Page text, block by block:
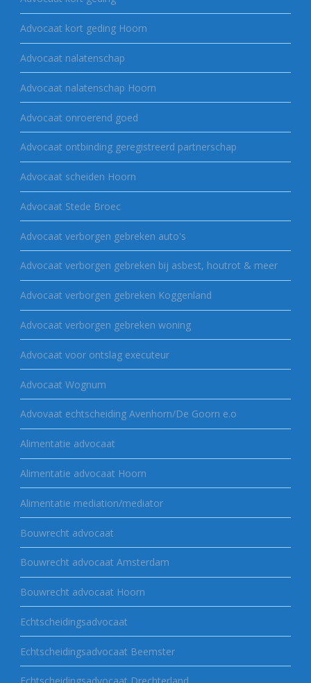
Advocaat kort geding Hoorn
Advocaat nalatenschap
Advocaat nalatenschap Hoorn
Advocaat onroerend goed
Advocaat ontbinding geregistreerd partnerschap
Advocaat scheiden Hoorn
Advocaat Stede Broec
Advocaat verborgen gebreken auto's
Advocaat verborgen gebreken bij asbest, houtrot & meer
Advocaat verborgen gebreken Koggenland
Advocaat verborgen gebreken woning
Advocaat voor ontslag executeur
Advocaat Wognum
Advovaat echtscheiding Avenhorn/De Goorn e.o
Alimentatie advocaat
Alimentatie advocaat Hoorn
Alimentatie mediation/mediator
Bouwrecht advocaat
Bouwrecht advocaat Amsterdam
Bouwrecht advocaat Hoorn
Echtscheidingsadvocaat
Echtscheidingsadvocaat Beemster